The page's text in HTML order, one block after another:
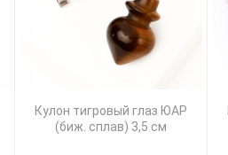
Кулон тигровый глаз ЮАР
(биж. сплав) 3,5 см